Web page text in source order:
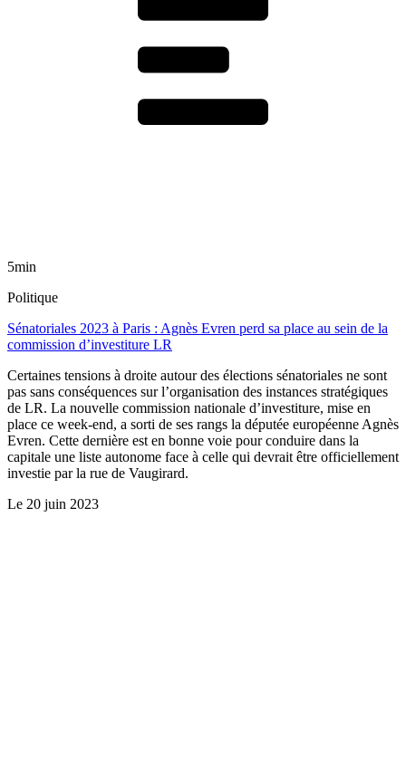
5min
Politique
Sénatoriales 2023 à Paris : Agnès Evren perd sa place au sein de la
commission d’investiture LR
Certaines tensions à droite autour des élections sénatoriales ne sont
pas sans conséquences sur l’organisation des instances stratégiques
de LR. La nouvelle commission nationale d’investiture, mise en
place ce week-end, a sorti de ses rangs la députée européenne Agnès
Evren. Cette dernière est en bonne voie pour conduire dans la
capitale une liste autonome face à celle qui devrait être officiellement
investie par la rue de Vaugirard.
Le 20 juin 2023